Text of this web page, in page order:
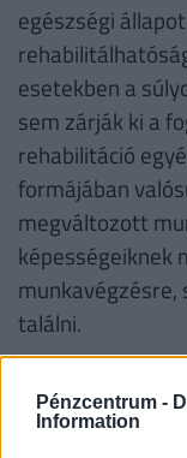
Pénzcentrum -
Information
egészségi
esetekben a
sem zárják ki a
rehabilitáció
formájában
megváltozott
képességeiknek
találni.
A rehabilitációs
juttatás a